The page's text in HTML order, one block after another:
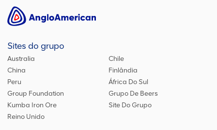
Sites do grupo
Australia
Chile
China
Finlândia
Peru
África Do Sul
Group Foundation
Grupo De Beers
Kumba Iron Ore
Site Do Grupo
Reino Unido